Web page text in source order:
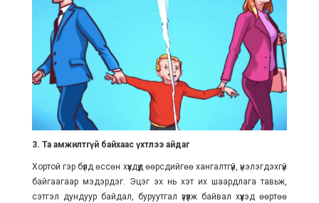
3. Та амжилтгүй байхаас үхтлээ айдаг
Хортой гэр бүлд өссөн хүүхдүүд өөрсдийгөө хангалтгүй, үнэлэгдэхгүй
байгаагаар мэдэрдэг. Эцэг эх нь хэт их шаардлага тавьж,
сэтгэл дундуур байдал, буруутгал үзүүлж байвал хүүхэд өөртөө